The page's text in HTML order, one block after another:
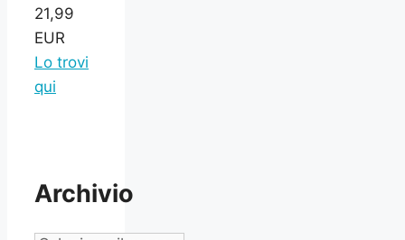
21,99
EUR
Lo trovi
qui
Archivio